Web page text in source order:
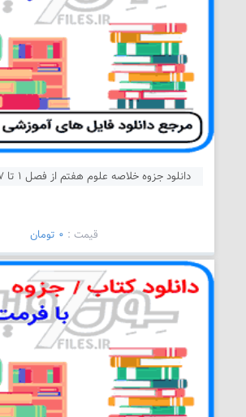
دانلود جزوه خلاصه علوم هفتم از فصل 1 تا 7 به صورت pdf
قیمت : 0 تومان